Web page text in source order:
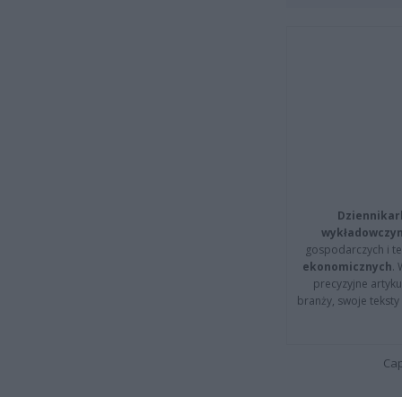
gospodarczych i
ekonomicznych.
precyzyjne
branży, swoje